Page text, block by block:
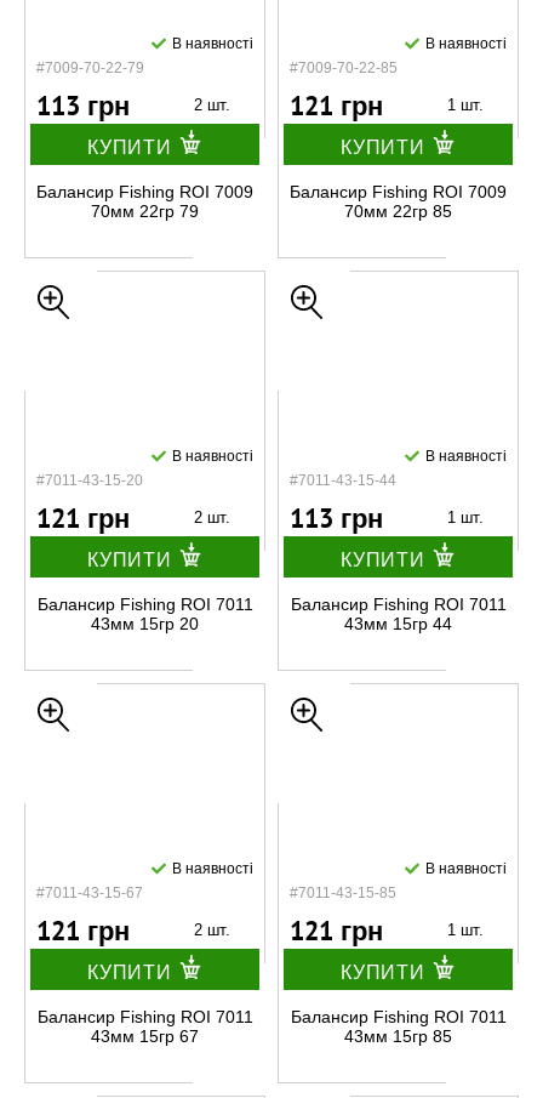
#7009-70-22-79
В наявності
113 грн 2 шт.
КУПИТИ
Балансир Fishing ROI 7009
70мм 22гр 79
#7009-70-22-85
В наявності
121 грн 1 шт.
КУПИТИ
Балансир Fishing ROI 7009
70мм 22гр 85
#7011-43-15-20
В наявності
121 грн 2 шт.
КУПИТИ
Балансир Fishing ROI 7011
43мм 15гр 20
#7011-43-15-44
В наявності
113 грн 1 шт.
КУПИТИ
Балансир Fishing ROI 7011
43мм 15гр 44
#7011-43-15-67
В наявності
121 грн 2 шт.
КУПИТИ
Балансир Fishing ROI 7011
43мм 15гр 67
#7011-43-15-85
В наявності
121 грн 1 шт.
КУПИТИ
Балансир Fishing ROI 7011
43мм 15гр 85